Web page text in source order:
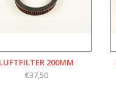
200MM
€37,50